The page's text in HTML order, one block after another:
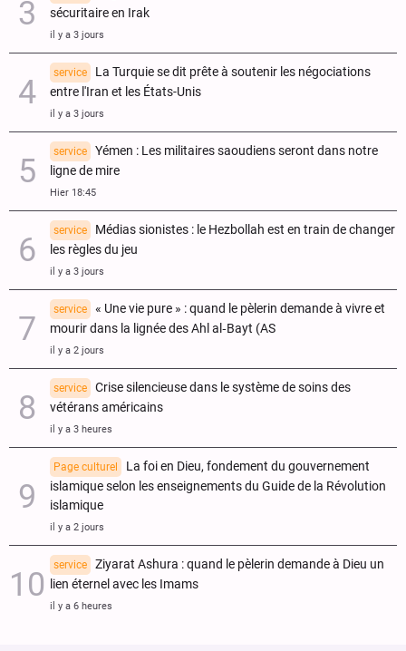
sécuritaire en Irak
il y a 3 jours
service
La Turquie se dit prête à soutenir les négociations
entre l'Iran et les États-Unis
il y a 3 jours
service
Yémen : Les militaires saoudiens seront dans notre
ligne de mire
Hier 18:45
service
Médias sionistes : le Hezbollah est en train de changer
les règles du jeu
il y a 3 jours
service
« Une vie pure » : quand le pèlerin demande à vivre et
mourir dans la lignée des Ahl al‑Bayt (AS
il y a 2 jours
service
Crise silencieuse dans le système de soins des
vétérans américains
il y a 3 heures
Page culturel
La foi en Dieu, fondement du gouvernement
islamique selon les enseignements du Guide de la Révolution
islamique
il y a 2 jours
service
Ziyarat Ashura : quand le pèlerin demande à Dieu un
lien éternel avec les Imams
il y a 6 heures